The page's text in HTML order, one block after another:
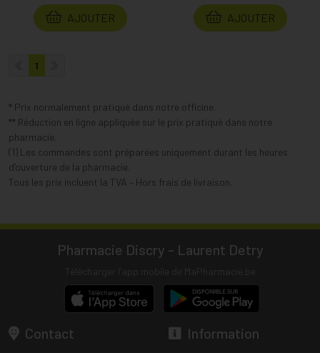
AJOUTER AJOUTER
1
* Prix normalement pratiqué dans notre officine.
** Réduction en ligne appliquée sur le prix pratiqué dans notre
pharmacie.
(1) Les commandes sont préparées uniquement durant les heures
d’ouverture de la pharmacie.
Tous les prix incluent la TVA – Hors frais de livraison.
Pharmacie Discry - Laurent Detry
Contact Information